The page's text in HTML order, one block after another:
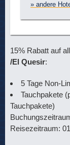
» andere
15% Rabatt auf
/El Quesir:
5 Tage Non-
Tauchpakete
Tauchpakete)
Reisezeitraum: